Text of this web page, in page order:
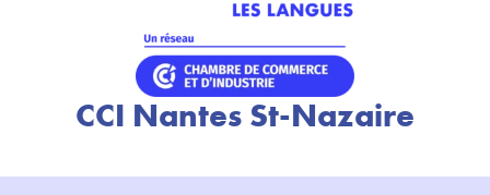
CCI Nantes St-Nazaire